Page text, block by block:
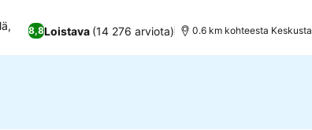
8,8Loistava (14 276 arviota) 0.6 km kohteesta Keskusta